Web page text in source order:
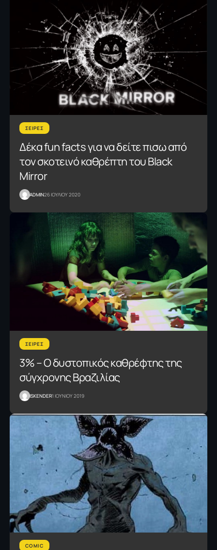
ΣΕΙΡΕΣ
Δέκα fun facts για να δείτε πισω από
τον σκοτεινό καθρέπτη του Black
Mirror
ADMIN26 ΙΟΥΛΙΟΥ 2020
ΣΕΙΡΕΣ
3% – Ο δυστοπικός καθρέφτης της
σύγχρονης Βραζιλίας
ISKENDER1 ΙΟΥΝΙΟΥ 2019
COMIC